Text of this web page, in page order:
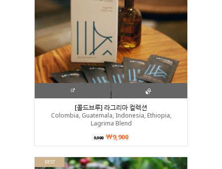
[콜드브루] 라그리마 컬렉션
Colombia, Guatemala, Indonesia, Ethiopia,
Lagrima Blend
9,900 9,900
BEST